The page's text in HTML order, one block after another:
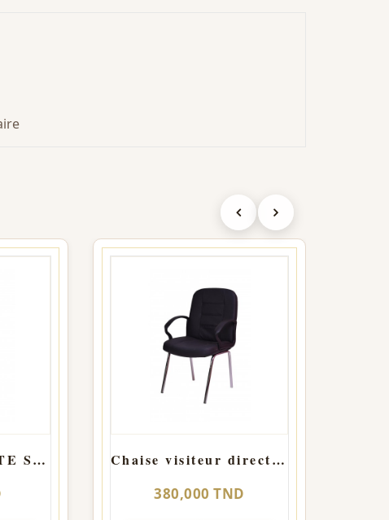
CHAISE ATTENTE SMART 1 PLACE - NOIR
Chaise visiteur direction Str Chrome
380,000 TND